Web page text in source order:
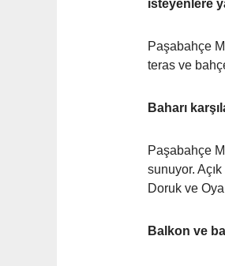
isteyenlere
Paşabahçe
teras ve
Baharı
Paşabahçe
sunuyor.
Doruk ve
Balkon ve